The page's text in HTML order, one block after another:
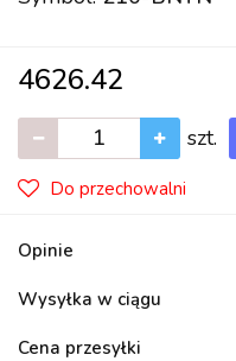
4626.42
szt.
Do przechowalni
Opinie
Wysyłka w ciągu
Cena przesyłki